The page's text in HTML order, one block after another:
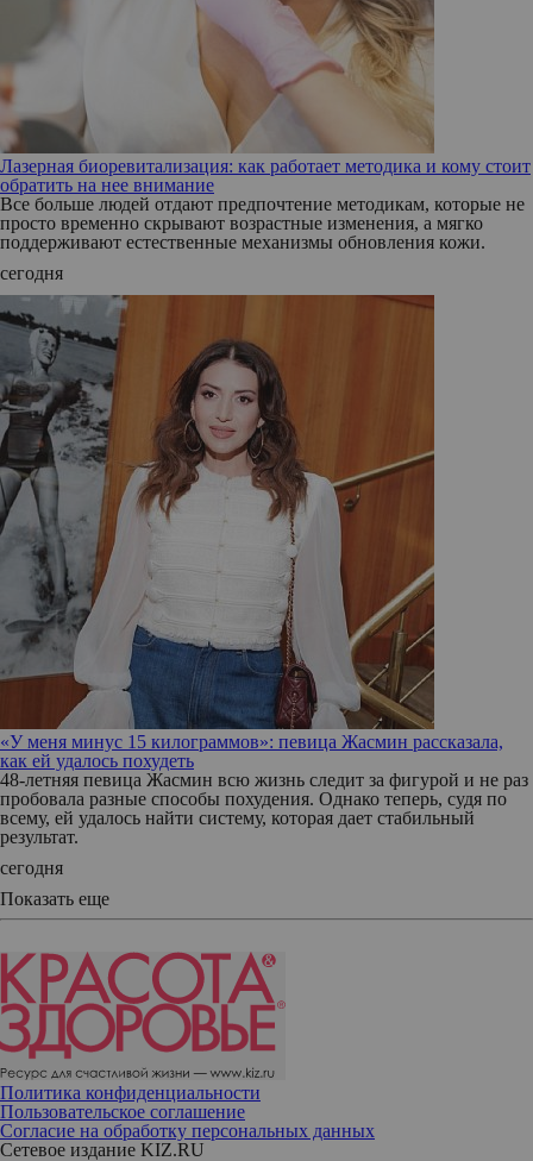
Лазерная биоревитализация: как работает методика и кому стоит
обратить на нее внимание
Все больше людей отдают предпочтение методикам, которые не
просто временно скрывают возрастные изменения, а мягко
поддерживают естественные механизмы обновления кожи.
сегодня
«У меня минус 15 килограммов»: певица Жасмин рассказала,
как ей удалось похудеть
48-летняя певица Жасмин всю жизнь следит за фигурой и не раз
пробовала разные способы похудения. Однако теперь, судя по
всему, ей удалось найти систему, которая дает стабильный
результат.
сегодня
Показать еще
Политика конфиденциальности
Пользовательское соглашение
Согласие на обработку персональных данных
Сетевое издание KIZ.RU